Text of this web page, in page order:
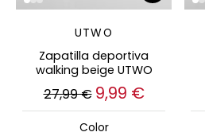
UTWO
Zapatilla deportiva
walking beige UTWO
27,99 € 9,99 €
Color